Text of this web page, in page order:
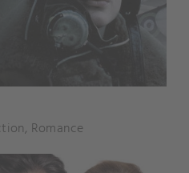
, Romance